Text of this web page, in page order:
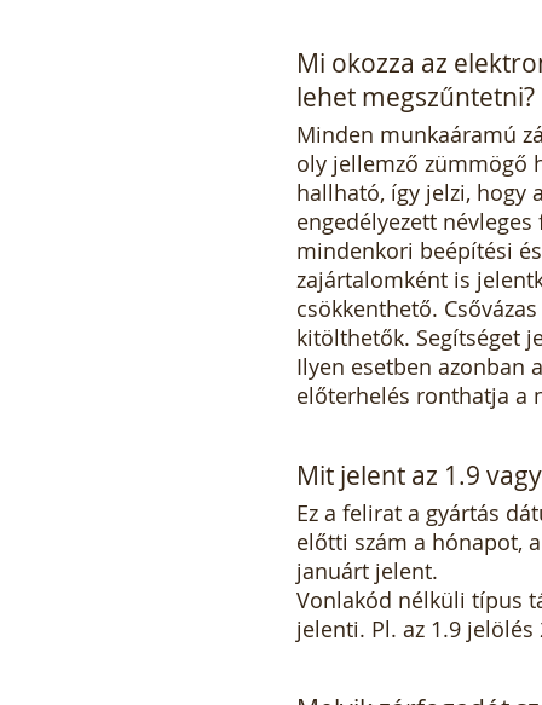
Mi okozza az
lehet megszűntetni?
Minden munkaáramú
oly jellemző zümmögő
hallható, így jelzi, hogy
engedélyezett
mindenkori beépítési
zajártalomként is
csökkenthető.
kitölthetők. Segítséget
Ilyen esetben azonban
előterhelés ronthatja a
Mit jelent az 1.9
Ez a felirat a gyártás
előtti szám a hónapot,
januárt jelent.
Vonlakód nélküli típus
jelenti. Pl. az 1.9